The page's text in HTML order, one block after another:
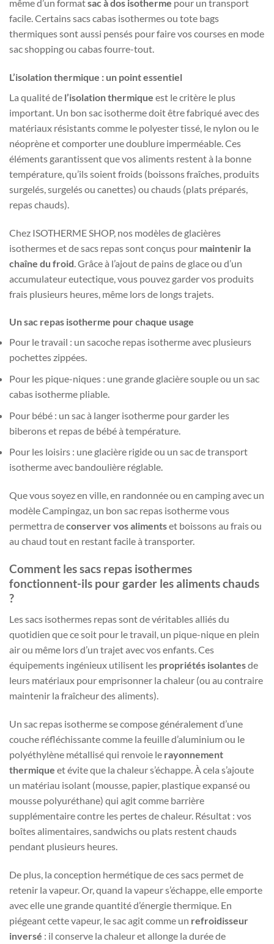
même d’un formatsac à dos isotherme pour un transport
facile. Certains sacs cabas isothermes ou tote bags
thermiques sont aussi pensés pour faire vos courses en mode
sac shopping ou cabas fourre-tout.
L’isolation thermique : un point essentiel
La qualité de l’isolation thermique est le critère le plus
important. Un bon sac isotherme doit être fabriqué avec des
matériaux résistants comme le polyester tissé, le nylon ou le
néoprène et comporter une doublure imperméable. Ces
éléments garantissent que vos aliments restent à la bonne
température, qu’ils soient froids (boissons fraîches, produits
surgelés, surgelés ou canettes) ou chauds (plats préparés,
repas chauds).
Chez ISOTHERME SHOP, nos modèles de glacières
isothermes et de sacs repas sont conçus pour maintenir la
chaîne du froid . Grâce à l’ajout de pains de glace ou d’un
accumulateur eutectique, vous pouvez garder vos produits
frais plusieurs heures, même lors de longs trajets.
Un sac repas isotherme pour chaque usage
Pour le travail : un sacoche repas isotherme avec plusieurs
pochettes zippées.
Pour les pique-niques : une grande glacière souple ou un sac
cabas isotherme pliable.
Pour bébé : un sac à langer isotherme pour garder les
biberons et repas de bébé à température.
Pour les loisirs : une glacière rigide ou un sac de transport
isotherme avec bandoulière réglable.
Que vous soyez en ville, en randonnée ou en camping avec un
modèle Campingaz, un bon sac repas isotherme vous
permettra deconserver vos alimentset boissons au frais ou
au chaud tout en restant facile à transporter.
Comment les sacs repas isothermes
fonctionnent-ils pour garder les aliments chauds
?
Les sacs isothermes repas sont de véritables alliés du
quotidien que ce soit pour le travail, un pique-nique en plein
air ou même lors d’un trajet avec vos enfants. Ces
équipements ingénieux utilisent les propriétés isolantesde
leurs matériaux pour emprisonner la chaleur (ou au contraire
maintenir la fraîcheur des aliments).
Un sac repas isotherme se compose généralement d’une
couche réfléchissante comme la feuille d’aluminium ou le
polyéthylène métallisé qui renvoie le rayonnement
thermique et évite que la chaleur s’échappe. À cela s’ajoute
un matériau isolant (mousse, papier, plastique expansé ou
mousse polyuréthane) qui agit comme barrière
supplémentaire contre les pertes de chaleur. Résultat : vos
boîtes alimentaires, sandwichs ou plats restent chauds
pendant plusieurs heures.
De plus, la conception hermétique de ces sacs permet de
retenir la vapeur. Or, quand la vapeur s’échappe, elle emporte
avec elle une grande quantité d’énergie thermique. En
piégeant cette vapeur, le sac agit comme un refroidisseur
inversé : il conserve la chaleur et allonge la durée de